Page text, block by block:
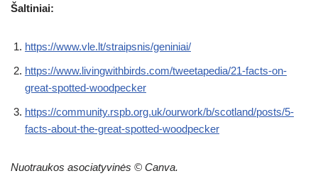
Šaltiniai:
https://www.vle.lt/straipsnis/geniniai/
https://www.livingwithbirds.com/tweetapedia/21-facts-on-
great-spotted-woodpecker
https://community.rspb.org.uk/ourwork/b/scotland/posts/5-
facts-about-the-great-spotted-woodpecker
Nuotraukos asociatyvinės © Canva.